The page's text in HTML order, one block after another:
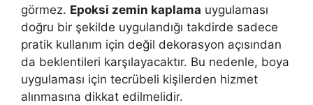
görmez. Epoksi zemin kaplama uygulaması
doğru bir şekilde uygulandığı takdirde sadece
pratik kullanım için değil dekorasyon açısından
da beklentileri karşılayacaktır. Bu nedenle, boya
uygulaması için tecrübeli kişilerden hizmet
alınmasına dikkat edilmelidir.